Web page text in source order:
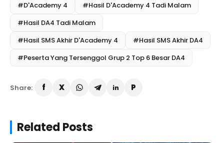
#D'Academy 4
#Hasil D'Academy 4 Tadi Malam
#Hasil DA4 Tadi Malam
#Hasil SMS Akhir D'Academy 4
#Hasil SMS Akhir DA4
#Peserta Yang Tersenggol Grup 2 Top 6 Besar DA4
Share:
Related Posts